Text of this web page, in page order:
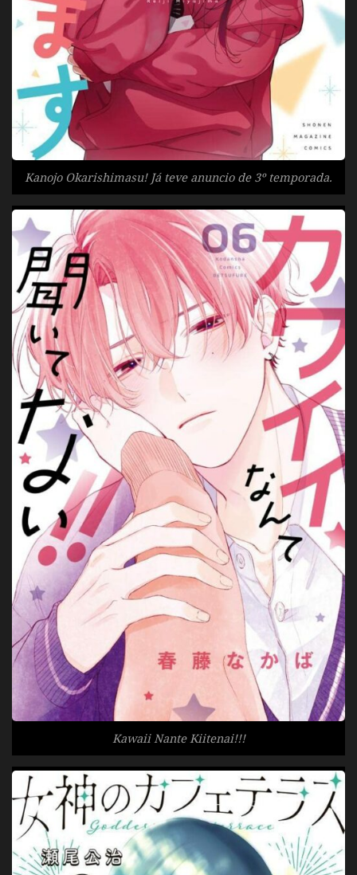
Kanojo Okarishimasu! Já teve anuncio de 3º temporada.
Kawaii Nante Kiitenai!!!